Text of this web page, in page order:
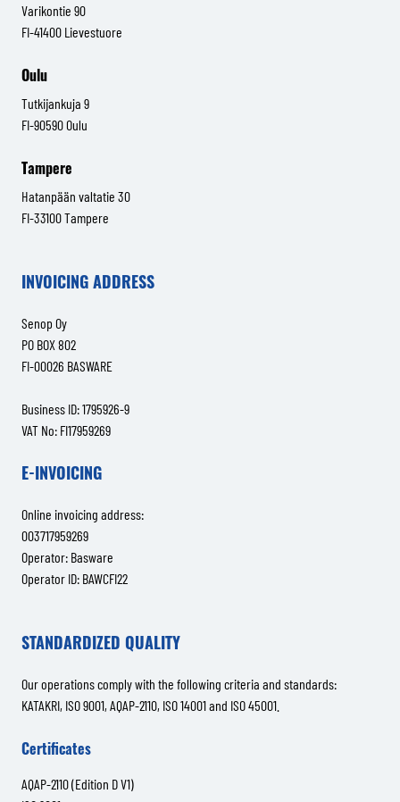
Varikontie 90
FI-41400 Lievestuore
Oulu
Tutkijankuja 9
FI-90590 Oulu
Tampere
Hatanpään valtatie 30
FI-33100 Tampere
INVOICING ADDRESS
Senop Oy
PO BOX 802
FI-00026 BASWARE
Business ID: 1795926-9
VAT No: FI17959269
E-INVOICING
Online invoicing address:
003717959269
Operator: Basware
Operator ID: BAWCFI22
STANDARDIZED QUALITY
Our operations comply with the following criteria and standards:
KATAKRI, ISO 9001, AQAP-2110, ISO 14001 and ISO 45001.
Certificates
AQAP-2110 (Edition D V1)